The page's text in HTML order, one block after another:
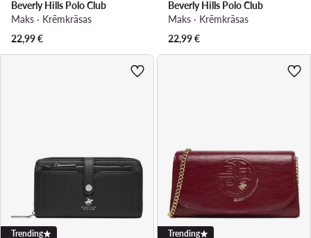
Beverly Hills Polo Club
Maks · Krēmkrāsas
22,99€
Beverly Hills Polo Club
Maks · Krēmkrāsas
22,99€
Trending Trending